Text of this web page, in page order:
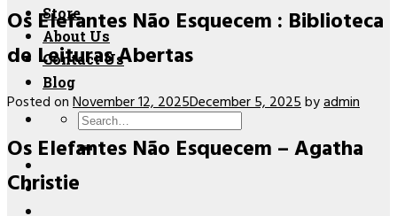
Store
About Us
Contact Us
Blog
Search
for:
Os Elefantes Não Esquecem : Biblioteca
de Leituras Abertas
Posted onNovember 12, 2025December 5, 2025byadmin
Os Elefantes Não Esquecem – Agatha
Christie